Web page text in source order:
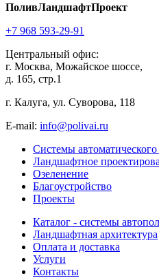
ПоливЛандшафтПроект
+7 968 593-29-91
Центральный офис:
г. Москва, Можайское шоссе,
д. 165, стр.1
г. Калуга, ул. Суворова, 118
E-mail: info@polivai.ru
Системы
Ландшафтное
Озеленение
Благоустройство
Проекты
Каталог - системы
Ландшафтная архитектура
Оплата и доставка
Услуги
Контакты